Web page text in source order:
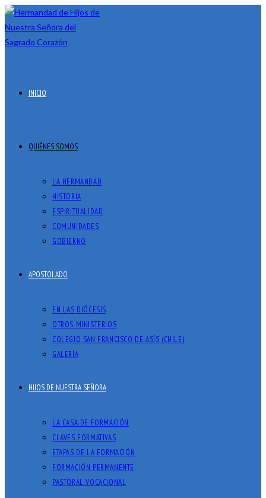
Ir al contenido
INICIO
QUIÉNES SOMOS
LA HERMANDAD
HISTORIA
ESPIRITUALIDAD
COMUNIDADES
GOBIERNO
APOSTOLADO
EN LAS DIÓCESIS
OTROS MINISTERIOS
COLEGIO SAN FRANCISCO DE ASÍS (CHILE)
GALERÍA
HIJOS DE NUESTRA SEÑORA
LA CASA DE FORMACIÓN
CLAVES FORMATIVAS
ETAPAS DE LA FORMACIÓN
FORMACIÓN PERMANENTE
PASTORAL VOCACIONAL